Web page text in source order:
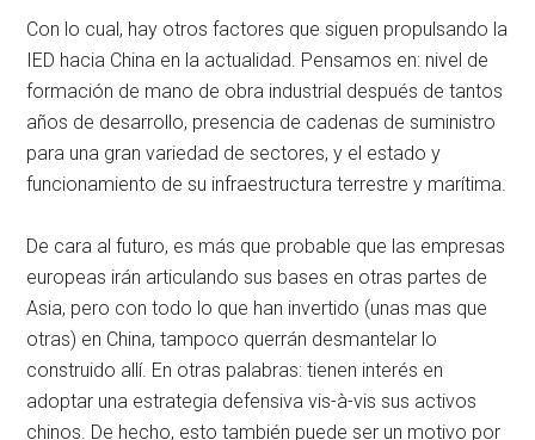
Con lo cual, hay otros factores que siguen propulsando la
IED hacia China en la actualidad. Pensamos en: nivel de
formación de mano de obra industrial después de tantos
años de desarrollo, presencia de cadenas de suministro
para una gran variedad de sectores, y el estado y
funcionamiento de su infraestructura terrestre y marítima.
De cara al futuro, es más que probable que las empresas
europeas irán articulando sus bases en otras partes de
Asia, pero con todo lo que han invertido (unas mas que
otras) en China, tampoco querrán desmantelar lo
construido allí. En otras palabras: tienen interés en
adoptar una estrategia defensiva vis-à-vis sus activos
chinos. De hecho, esto también puede ser un motivo por